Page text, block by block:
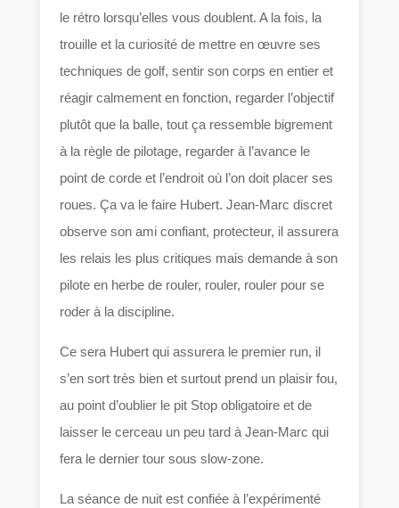
le rétro lorsqu’elles vous doublent. A la fois, la
trouille et la curiosité de mettre en œuvre ses
techniques de golf, sentir son corps en entier et
réagir calmement en fonction, regarder l’objectif
plutôt que la balle, tout ça ressemble bigrement
à la règle de pilotage, regarder à l’avance le
point de corde et l’endroit où l’on doit placer ses
roues. Ça va le faire Hubert. Jean-Marc discret
observe son ami confiant, protecteur, il assurera
les relais les plus critiques mais demande à son
pilote en herbe de rouler, rouler, rouler pour se
roder à la discipline.
Ce sera Hubert qui assurera le premier run, il
s’en sort très bien et surtout prend un plaisir fou,
au point d’oublier le pit Stop obligatoire et de
laisser le cerceau un peu tard à Jean-Marc qui
fera le dernier tour sous slow-zone.
La séance de nuit est confiée à l’expérimenté